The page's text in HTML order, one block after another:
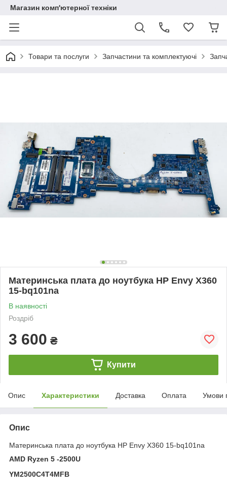
Магазин комп'ютерної техніки
Товари та послуги Запчастини та комплектуючі
Материнська плата до ноутбука HP Envy X360
15-bq101na
В наявності
Роздріб
3 600 ₴
Купити
Опис Характеристики Доставка Оплата Умови
Опис
Материнська плата до ноутбука HP Envy X360 15-bq101na
AMD Ryzen 5 -2500U
YM2500C4T4MFB